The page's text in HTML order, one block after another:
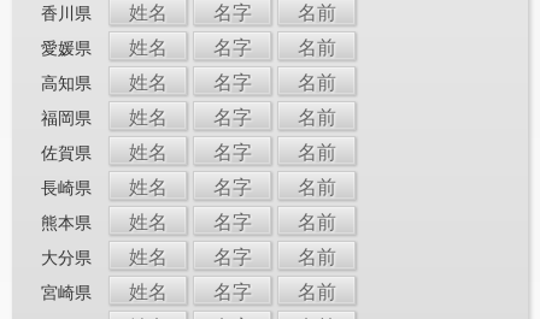
香川県 姓名 名字 名前
愛媛県 姓名 名字 名前
高知県 姓名 名字 名前
福岡県 姓名 名字 名前
佐賀県 姓名 名字 名前
長崎県 姓名 名字 名前
熊本県 姓名 名字 名前
大分県 姓名 名字 名前
宮崎県 姓名 名字 名前